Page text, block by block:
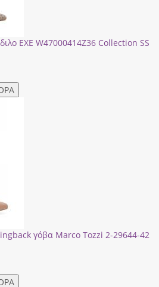
EXE W47000414Ζ36 Collection SS
γόβα Marco Tozzi 2-29644-42